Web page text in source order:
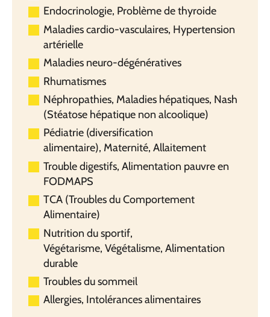
Endocrinologie, Problème de thyroide
Maladies cardio-vasculaires, Hypertension
artérielle
Maladies neuro-dégénératives
Rhumatismes
Néphropathies, Maladies hépatiques, Nash
(Stéatose hépatique non alcoolique)
Pédiatrie (diversification
alimentaire), Maternité, Allaitement
Trouble digestifs, Alimentation pauvre en
FODMAPS
TCA (Troubles du Comportement
Alimentaire)
Nutrition du sportif,
Végétarisme, Végétalisme, Alimentation
durable
Troubles du sommeil
Allergies, Intolérances alimentaires